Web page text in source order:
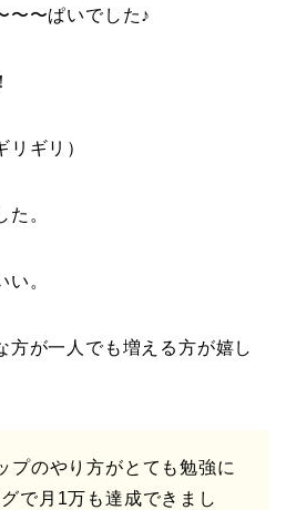
〜〜ぱいでした♪
ギリ）
。
。
方が一人でも増える方が嬉し
プのやり方がとても勉強に
で月1万も達成できまし